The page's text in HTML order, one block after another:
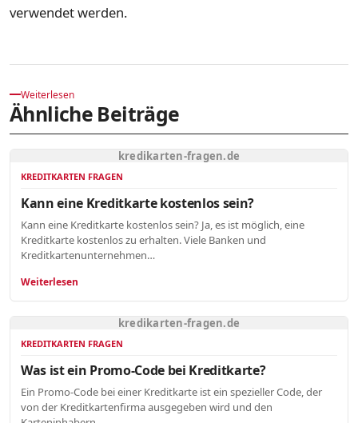
verwendet werden.
Weiterlesen
Ähnliche Beiträge
kredikarten-fragen.de
KREDITKARTEN FRAGEN
Kann eine Kreditkarte kostenlos sein?
Kann eine Kreditkarte kostenlos sein? Ja, es ist möglich, eine
Kreditkarte kostenlos zu erhalten. Viele Banken und
Kreditkartenunternehmen…
Weiterlesen
kredikarten-fragen.de
KREDITKARTEN FRAGEN
Was ist ein Promo-Code bei Kreditkarte?
Ein Promo-Code bei einer Kreditkarte ist ein spezieller Code, der
von der Kreditkartenfirma ausgegeben wird und den